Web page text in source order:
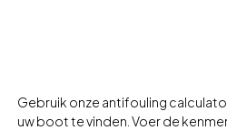
Gebruik onze antifouling
uw boot te vinden. Voer de